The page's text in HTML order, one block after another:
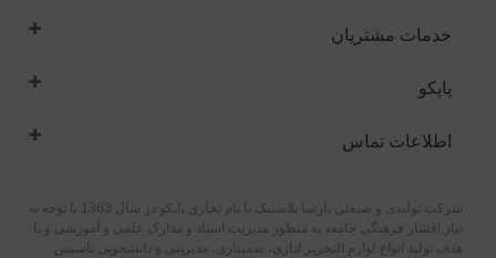
خدمات مشتریان
پاپکو
اطلاعات تماس
شرکت تولیدی و صنعتی پارسا پلاستیک با نام تجاری پاپکو در سال 1363 با توجه به
نیاز اقشار فرهنگی جامعه به منظور مدیریت اسناد و مدارک علمی و آموزشی و با
هدف تولید انواع لوازم التحریر اداری، سمیناری، مدیریتی و دانشجویی تاسیس